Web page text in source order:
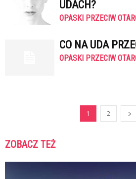
UDACH?
OPASKI PRZECIW
CO NA UDA
OPASKI PRZECIW
1 2
ZOBACZ TEŻ